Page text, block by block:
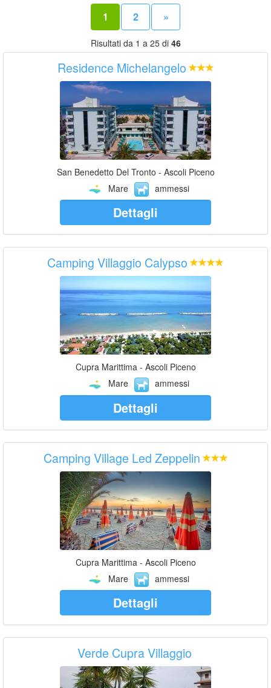
1 2 »
Risultati da 1 a 25 di 46
Residence Michelangelo
San Benedetto Del Tronto - Ascoli Piceno
Mare
ammessi
Dettagli
Camping Villaggio Calypso
Cupra Marittima - Ascoli Piceno
Mare
ammessi
Dettagli
Camping Village Led Zeppelin
Cupra Marittima - Ascoli Piceno
Mare
ammessi
Dettagli
Verde Cupra Villaggio